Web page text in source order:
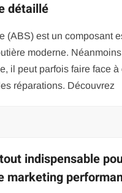
détaillé
(ABS) est un composant
moderne.
il peut parfois faire face
réparations. Découvrez
indispensable
marketing